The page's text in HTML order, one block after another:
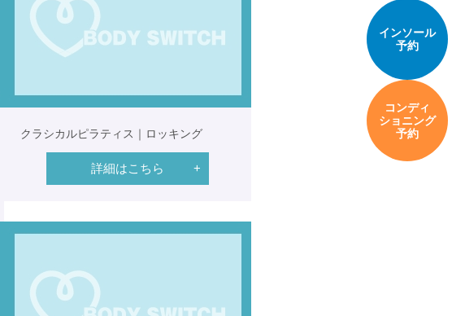
インソール
予約
コンディ
ショニング
予約
クラシカルピラティス｜ロッキング
詳細はこちら